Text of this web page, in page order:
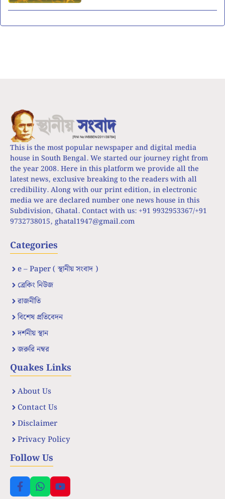
This is the most popular newspaper and digital media
house in South Bengal. We started our journey right from
the year 2008. Here in this platform we provide all the
latest news, exclusive breaking to the readers with all
credibility. Along with our print edition, in electronic
media we are declared number one news house in this
Subdivision, Ghatal. Contact with us: +91 9932953367/+91
9732738015, ghatal1947@gmail.com
Categories
e – Paper ( স্থানীয় সংবাদ )
ব্রেকিং নিউজ
রাজনীতি
বিশেষ প্রতিবেদন
দর্শনীয় স্থান
জরুরি নম্বর
Quakes Links
About Us
Contact Us
Disclaimer
Privacy Policy
Follow Us